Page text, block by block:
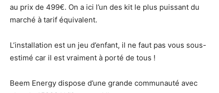
au prix de 499€. On a ici l’un des kit le plus puissant du
marché à tarif équivalent.
L’installation est un jeu d’enfant, il ne faut pas vous sous-
estimé car il est vraiment à porté de tous !
Beem Energy dispose d’une grande communauté avec